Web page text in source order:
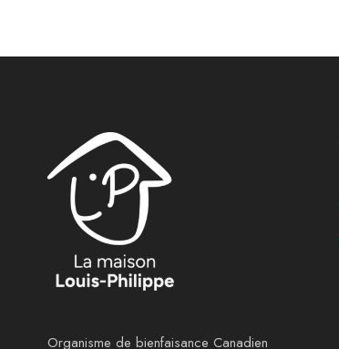
Organisme de bienfaisance Canadien